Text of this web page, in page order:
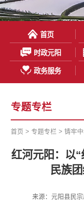
首页
时政元阳
政务服务
专题专栏
首页 >专题专栏 >铸牢
红河元阳：以
民族
来源：元阳县民宗